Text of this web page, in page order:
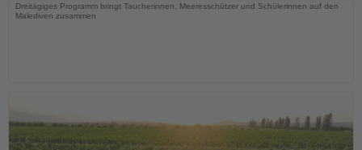
Dreitägiges Programm bringt Taucherinnen, Meeresschützer und Schülerinnen auf den
Malediven zusammen